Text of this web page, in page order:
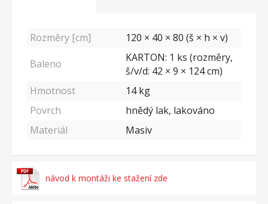
Rozměry [cm]
120 × 40 × 80 (š × h × v)
Baleno
KARTON: 1 ks (rozměry,
š/v/d: 42 × 9 × 124 cm)
Hmotnost
14kg
Povrch
hnědý lak, lakováno
Materiál
Masiv
návod k montáži ke stažení zde